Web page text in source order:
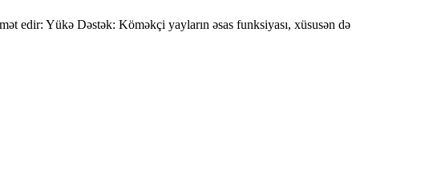
edir: Yükə Dəstək: Köməkçi yayların əsas funksiyası, xüsusən də